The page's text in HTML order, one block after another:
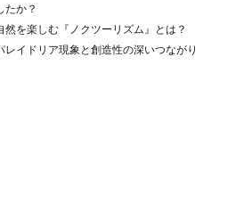
たか？
を楽しむ『ノクツーリズム』とは？
レイドリア現象と創造性の深いつながり